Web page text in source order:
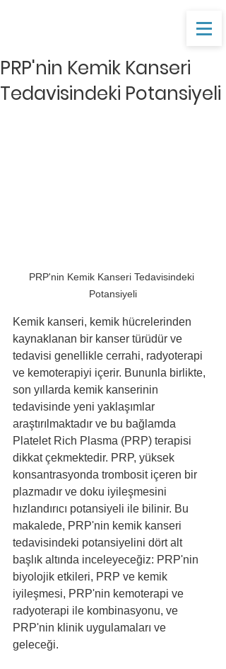
PRP'nin Kemik Kanseri
Tedavisindeki Potansiyeli
PRP'nin Kemik Kanseri Tedavisindeki
Potansiyeli
Kemik kanseri, kemik hücrelerinden
kaynaklanan bir kanser türüdür ve
tedavisi genellikle cerrahi, radyoterapi
ve kemoterapiyi içerir. Bununla birlikte,
son yıllarda kemik kanserinin
tedavisinde yeni yaklaşımlar
araştırılmaktadır ve bu bağlamda
Platelet Rich Plasma (PRP) terapisi
dikkat çekmektedir. PRP, yüksek
konsantrasyonda trombosit içeren bir
plazmadır ve doku iyileşmesini
hızlandırıcı potansiyeli ile bilinir. Bu
makalede, PRP'nin kemik kanseri
tedavisindeki potansiyelini dört alt
başlık altında inceleyeceğiz: PRP'nin
biyolojik etkileri, PRP ve kemik
iyileşmesi, PRP'nin kemoterapi ve
radyoterapi ile kombinasyonu, ve
PRP'nin klinik uygulamaları ve
geleceği.